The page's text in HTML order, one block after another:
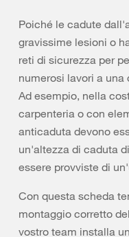
Poiché le cadute
gravissime lesioni o
reti di sicurezza per
numerosi lavori a
Ad esempio, nella
carpenteria o con
anticaduta devono
un'altezza di caduta
essere provviste di
Con questa scheda
montaggio corretto
vostro team installa